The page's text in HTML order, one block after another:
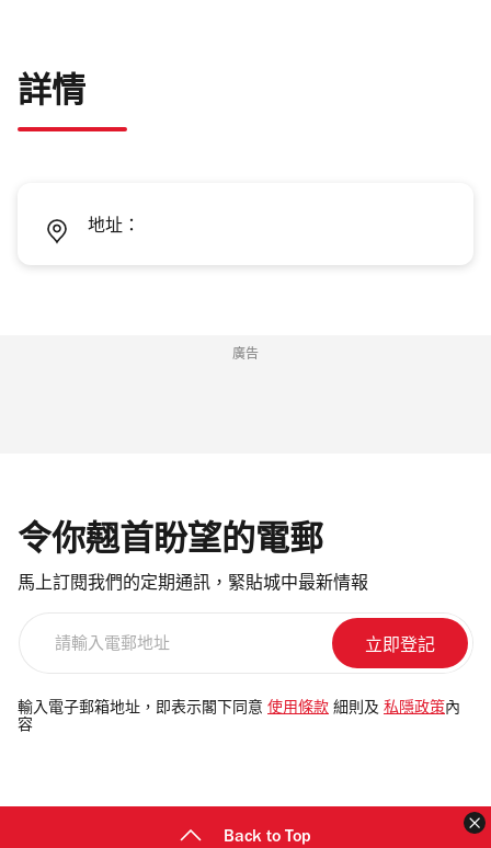
詳情
地址：
廣告
令你翹首盼望的電郵
馬上訂閱我們的定期通訊，緊貼城中最新情報
電
郵
輸入電子郵箱地址，即表示閣下同意 使用條款 細則及 私隱政策 內
容
Back to Top